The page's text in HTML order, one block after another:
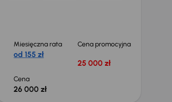
Miesięczna rata
od 155 zł
Cena promocyjna
25 000 zł
Cena
26 000 zł